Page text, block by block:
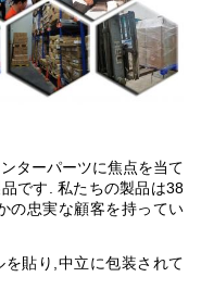
ターパーツに焦点を当て
です. 私たちの製品は38
の忠実な顧客を持ってい
貼り,中立に包装されて